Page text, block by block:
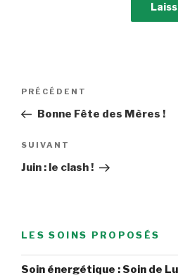
Navigation
l’article
Article
précédent
PRÉCÉDENT
Bonne Fête des Mères !
Article
suivant
SUIVANT
Juin : le clash !
LES SOINS PROPOSÉS
Soin énergétique : Soin de